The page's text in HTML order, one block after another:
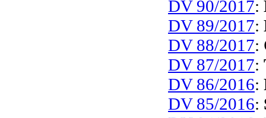
DV 90/2017:
DV 89/2017:
DV 88/2017:
DV 87/2017:
DV 86/2016:
DV 85/2016: